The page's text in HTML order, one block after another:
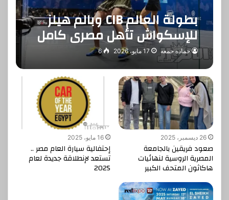
بطولة العالم CIB وبالم هيلز
للإسكواش تأهل مصري كامل
إلى نهائي البطولة بعد حسم
نصف النهائي
حماده جمعه 17 مايو، 2026 6
26 ديسمبر، 2025
صعود فريقين بالجامعة
المصرية الروسية لنهائيات
هاكاثون المتحف الكبير
16 مايو، 2025
إحتفالية سيارة العام مصر ..
تستعد لإنطلاقة جديدة لعام
2025